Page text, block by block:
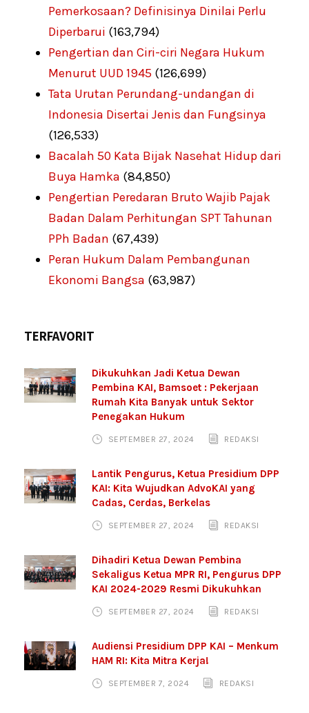
Pemerkosaan? Definisinya Dinilai Perlu
Diperbarui (163,794)
Pengertian dan Ciri-ciri Negara Hukum
Menurut UUD 1945 (126,699)
Tata Urutan Perundang-undangan di
Indonesia Disertai Jenis dan Fungsinya
(126,533)
Bacalah 50 Kata Bijak Nasehat Hidup dari
Buya Hamka (84,850)
Pengertian Peredaran Bruto Wajib Pajak
Badan Dalam Perhitungan SPT Tahunan
PPh Badan (67,439)
Peran Hukum Dalam Pembangunan
Ekonomi Bangsa (63,987)
TERFAVORIT
Dikukuhkan Jadi Ketua Dewan
Pembina KAI, Bamsoet : Pekerjaan
Rumah Kita Banyak untuk Sektor
Penegakan Hukum
SEPTEMBER 27, 2024 REDAKSI
Lantik Pengurus, Ketua Presidium DPP
KAI: Kita Wujudkan AdvoKAI yang
Cadas, Cerdas, Berkelas
SEPTEMBER 27, 2024 REDAKSI
Dihadiri Ketua Dewan Pembina
Sekaligus Ketua MPR RI, Pengurus DPP
KAI 2024-2029 Resmi Dikukuhkan
SEPTEMBER 27, 2024 REDAKSI
Audiensi Presidium DPP KAI – Menkum
HAM RI: Kita Mitra Kerja!
SEPTEMBER 7, 2024 REDAKSI